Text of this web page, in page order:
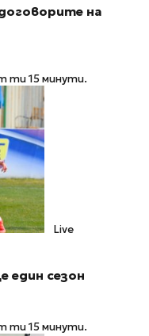
на
ти 15 минути.
Live
един сезон
ти 15 минути.